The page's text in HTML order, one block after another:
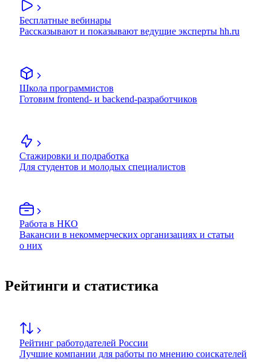
Бесплатные вебинары
Рассказывают и показывают ведущие эксперты hh.ru
Школа программистов
Готовим frontend- и backend-разработчиков
Стажировки и подработка
Для студентов и молодых специалистов
Работа в НКО
Вакансии в некоммерческих организациях и статьи
о них
Рейтинги и статистика
Рейтинг работодателей России
Лучшие компании для работы по мнению соискателей